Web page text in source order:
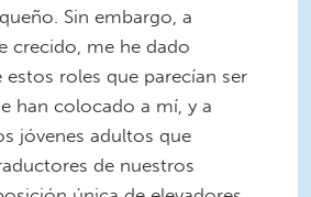
Sin embargo, a
crecido, me he dado
estos roles que parecían ser
han colocado a mí, y a
jóvenes adultos que
de nuestros